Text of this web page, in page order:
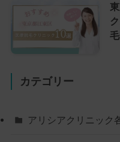
カテゴリー
アリシアクリニック